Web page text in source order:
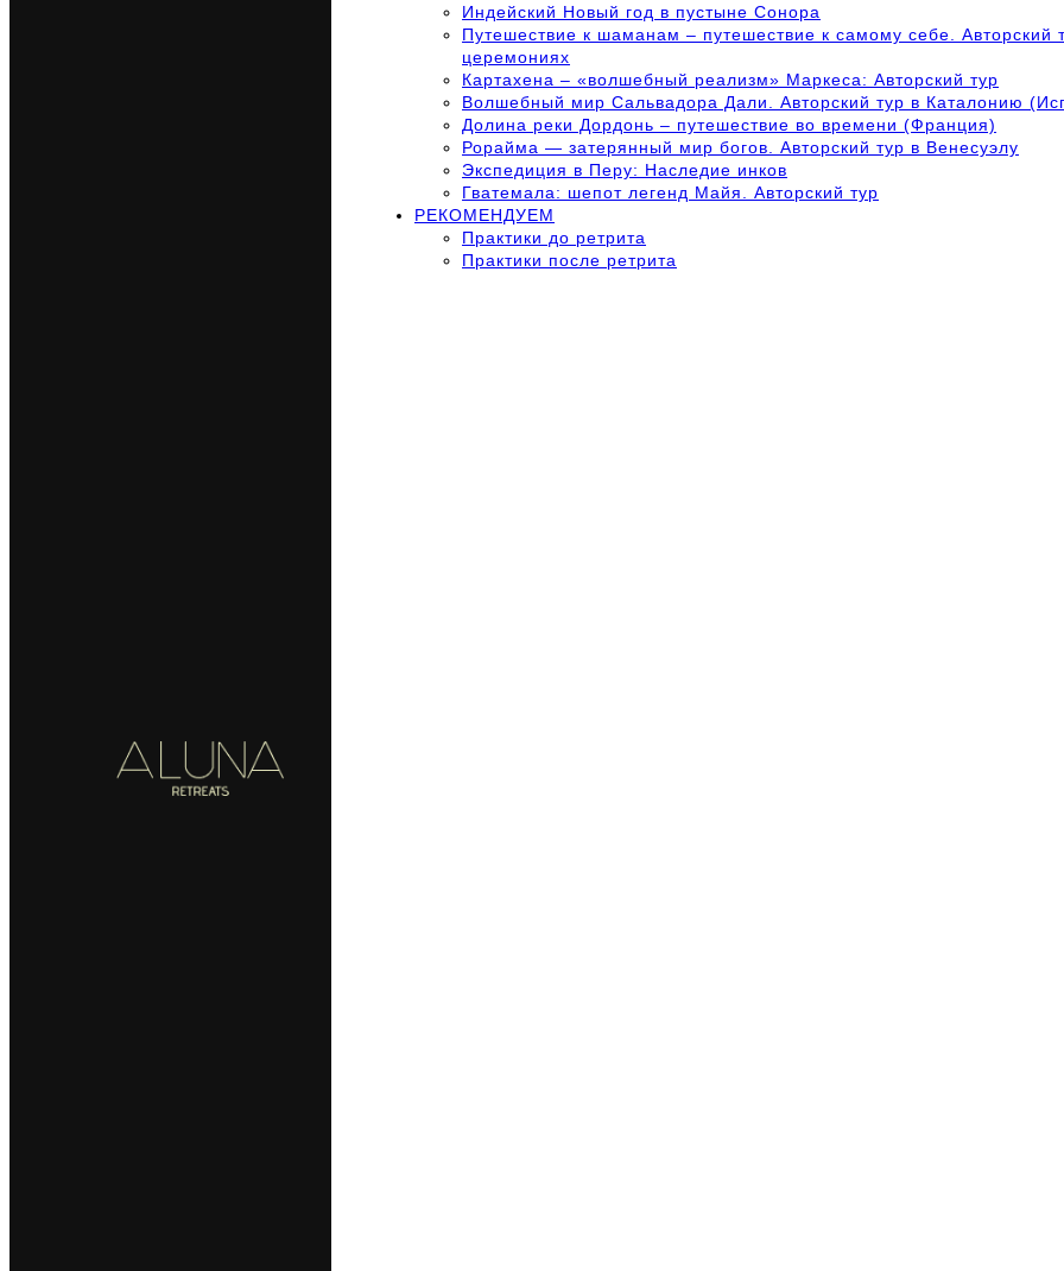
Индейский Новый год в пустыне Сонора
Путешествие к шаманам – путешествие к самому себе. Авторский
церемониях
Картахена – «волшебный реализм» Маркеса: Авторский тур
Волшебный мир Сальвадора Дали. Авторский тур в Каталонию
Долина реки Дордонь – путешествие во времени (Франция)
Рорайма — затерянный мир богов. Авторский тур в Венесуэлу
Экспедиция в Перу: Наследие инков
Гватемала: шепот легенд Майя. Авторский тур
РЕКОМЕНДУЕМ
Практики до ретрита
Практики после ретрита